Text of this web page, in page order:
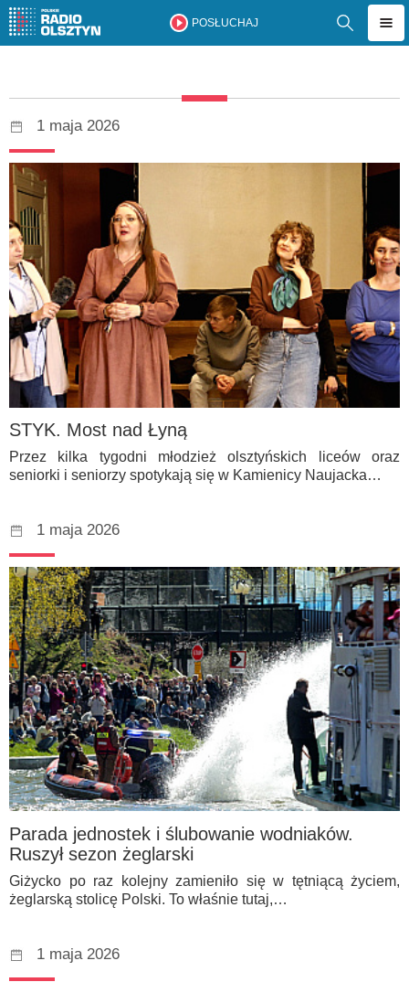
POSŁUCHAJ
1 maja 2026
STYK. Most nad Łyną
Przez kilka tygodni młodzież olsztyńskich liceów oraz
seniorki i seniorzy spotykają się w Kamienicy Naujacka…
1 maja 2026
Parada jednostek i ślubowanie wodniaków.
Ruszył sezon żeglarski
Giżycko po raz kolejny zamieniło się w tętniącą życiem,
żeglarską stolicę Polski. To właśnie tutaj,…
1 maja 2026